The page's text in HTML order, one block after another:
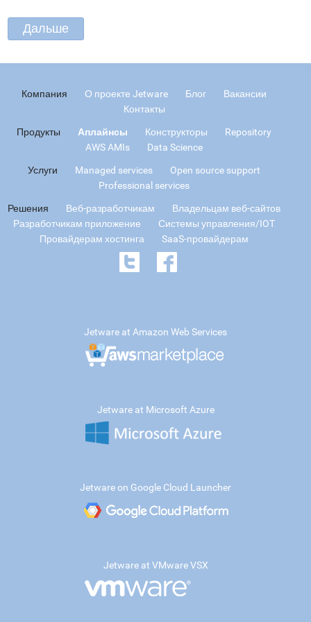
Компания О проекте Jetware Блог
Вакансии
Контакты
Продукты Аплайнсы Конструкторы
Repository
AWS AMIs
Data Science
Услуги Managed services
Open source support
Professional services
Решения Веб-разработчикам
Владельцам веб-сайтов
Разработчикам приложение
Системы управления/IOT
Провайдерам хостинга
SaaS-провайдерам
Jetware at Amazon Web Services
Jetware at Microsoft Azure
Jetware on Google Cloud Launcher
Jetware at VMware VSX